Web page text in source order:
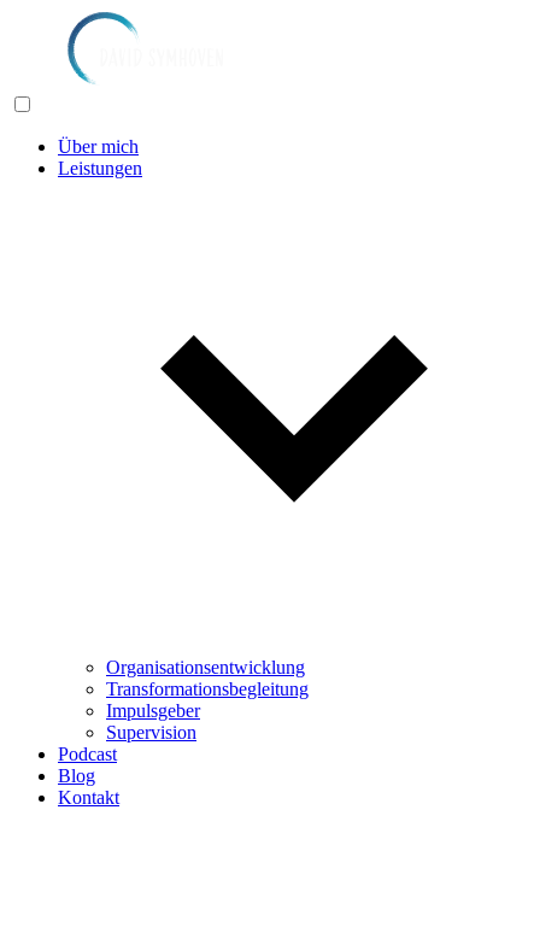
Über mich
Leistungen
Organisationsentwicklung
Transformationsbegleitung
Impulsgeber
Supervision
Podcast
Blog
Kontakt